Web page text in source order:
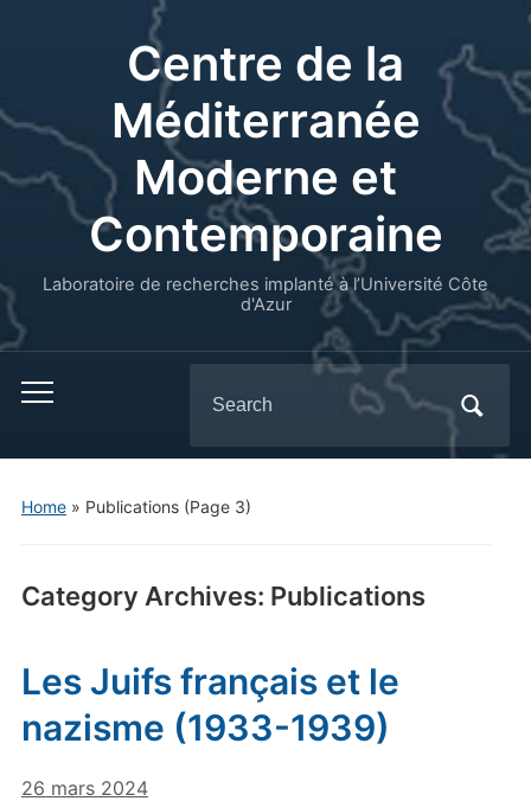
Centre de la
Méditerranée
Moderne et
Contemporaine
Laboratoire de recherches implanté à l’Université Côte
d'Azur
for:
Home» Publications(Page 3)
Category Archives: Publications
Les Juifs français et le
nazisme (1933-1939)
26 mars 2024